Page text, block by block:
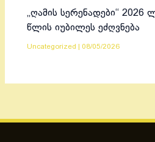
„ღამის სერენადები“ 2026
წლის იუბილეს ეძღვნება
Uncategorized 08/05/2026